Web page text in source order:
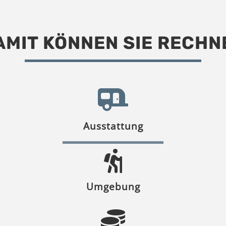
KÖNNEN SIE
Ausstattung
Umgebung